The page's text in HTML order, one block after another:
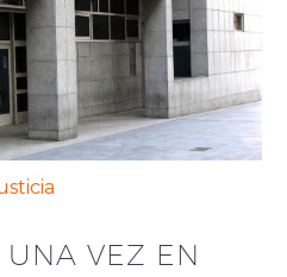
UNA VEZ EN